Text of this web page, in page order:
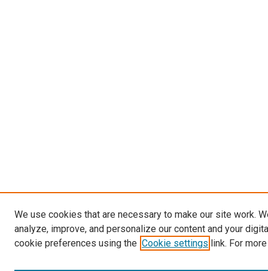
We use cookies that are necessary to make our site work.
analyze, improve, and personalize our content and your
cookie preferences using the Cookie settings link. For